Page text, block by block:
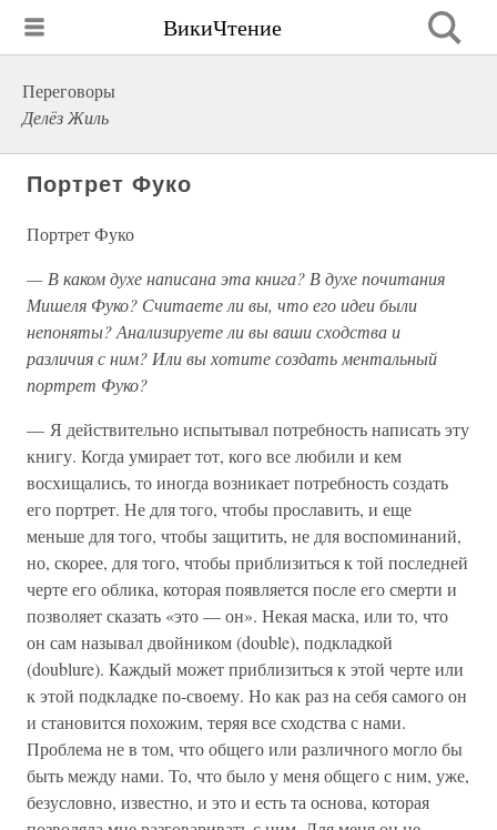
ВикиЧтение
Переговоры
Делёз Жиль
Портрет Фуко
Портрет Фуко
— В каком духе написана эта книга? В духе почитания
Мишеля Фуко? Считаете ли вы, что его идеи были
непоняты? Анализируете ли вы ваши сходства и
различия с ним? Или вы хотите создать ментальный
портрет Фуко?
— Я действительно испытывал потребность написать эту
книгу. Когда умирает тот, кого все любили и кем
восхищались, то иногда возникает потребность создать
его портрет. Не для того, чтобы прославить, и еще
меньше для того, чтобы защитить, не для воспоминаний,
но, скорее, для того, чтобы приблизиться к той последней
черте его облика, которая появляется после его смерти и
позволяет сказать «это — он». Некая маска, или то, что
он сам называл двойником (double), подкладкой
(doublure). Каждый может приблизиться к этой черте или
к этой подкладке по-своему. Но как раз на себя самого он
и становится похожим, теряя все сходства с нами.
Проблема не в том, что общего или различного могло бы
быть между нами. То, что было у меня общего с ним, уже,
безусловно, известно, и это и есть та основа, которая